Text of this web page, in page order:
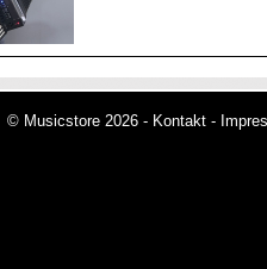
© Musicstore 2026 - Kontakt -